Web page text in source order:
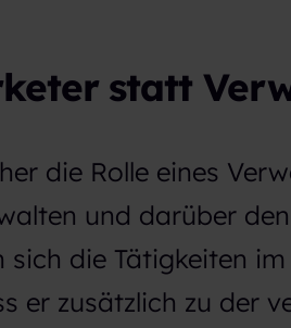
statt
die Rolle eines
und darüber
die Tätigkeiten
er zusätzlich zu der